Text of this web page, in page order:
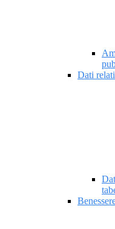
Dati